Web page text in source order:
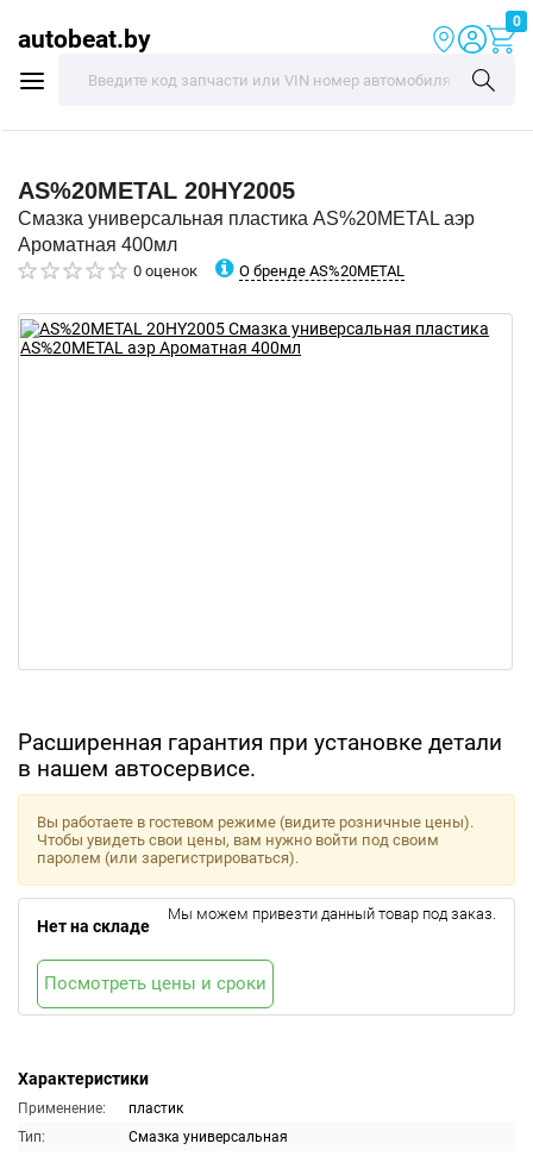
autobeat.by
0
AS%20METAL 20HY2005
Смазка универсальная пластика AS%20METAL аэр
Ароматная 400мл
0 оценок О бренде AS%20METAL
Расширенная гарантия при установке детали
в нашем автосервисе.
Характеристики
Применение:
пластик
Тип:
Смазка универсальная
Вы работаете в гостевом режиме (видите розничные цены).
Чтобы увидеть свои цены, вам нужно войти под своим
паролем (или зарегистрироваться).
Нет на складе
Мы можем привезти данный товар под заказ.
Посмотреть цены и сроки